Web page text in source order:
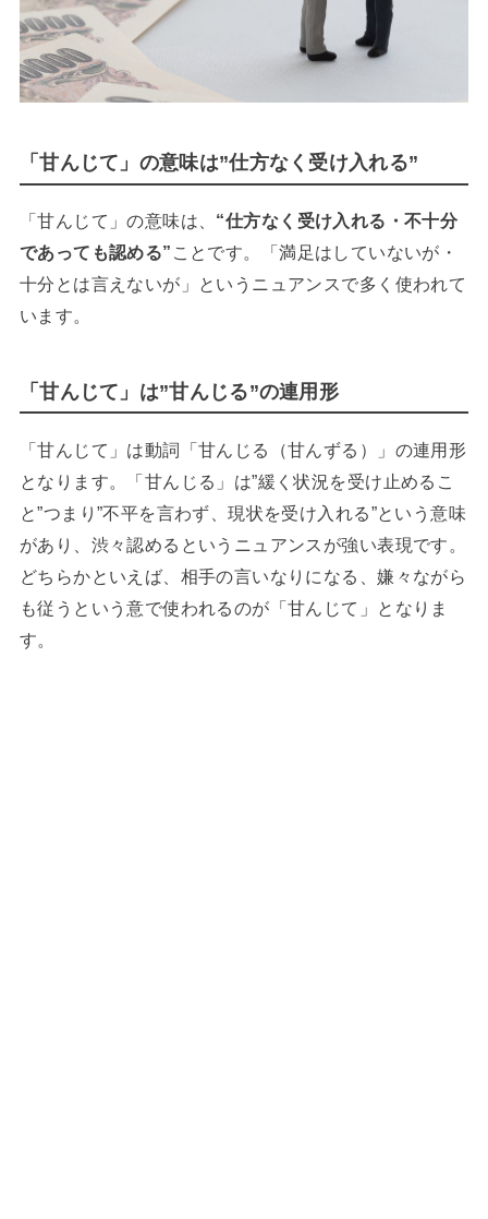
「甘んじて」の意味は”仕方なく受け入れる”
「甘んじて」の意味は、 “仕方なく受け入れる・不十分
であっても認める” ことです。「満足はしていないが・
十分とは言えないが」というニュアンスで多く使われて
います。
「甘んじて」は”甘んじる”の連用形
「甘んじて」は動詞「甘んじる（甘んずる）」の連用形
となります。「甘んじる」は”緩く状況を受け止めるこ
と”つまり”不平を言わず、現状を受け入れる”という意味
があり、渋々認めるというニュアンスが強い表現です。
どちらかといえば、相手の言いなりになる、嫌々ながら
も従うという意で使われるのが「甘んじて」となりま
す。